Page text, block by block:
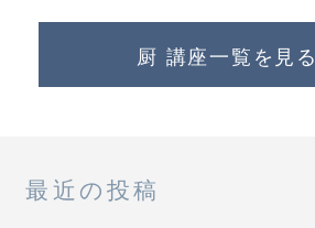
厨 講座一覧を見る
最近の投稿